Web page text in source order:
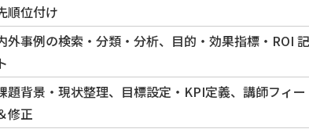
順位付け
外事例の検索・分類・分析、目的・効果指標・ROI
ト
題背景・現状整理、目標設定・KPI定義、講師フィー
修正